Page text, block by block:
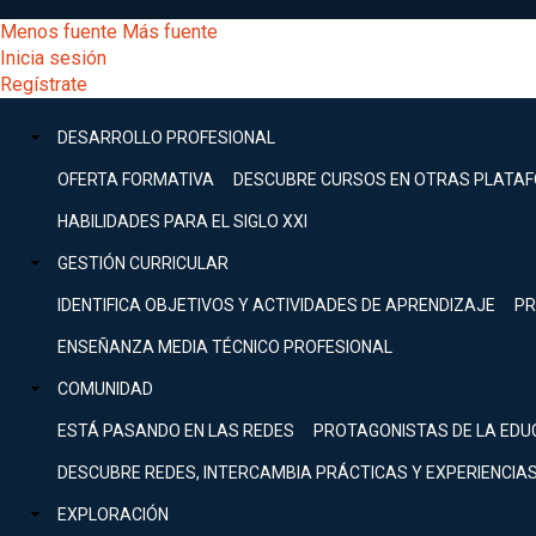
al
contenido
principal
[Educarchile
Escritorio]
Menú
entrar
mi
Menos fuente Más fuente
Inicia sesión
Regístrate
Menú
principal
DESARROLLO PROFESIONAL
OFERTA FORMATIVA DESCUBRE CURSOS EN OTRAS
HABILIDADES PARA EL SIGLO XXI
GESTIÓN CURRICULAR
IDENTIFICA OBJETIVOS Y ACTIVIDADES DE APRENDIZAJE
ENSEÑANZA MEDIA TÉCNICO PROFESIONAL
COMUNIDAD
ESTÁ PASANDO EN LAS REDES PROTAGONISTAS DE LA
DESCUBRE REDES, INTERCAMBIA PRÁCTICAS Y EXPERIENCIAS
EXPLORACIÓN
Buscar
Menú
principal
DESARROLLO
Expand
GESTIÓN
Expand
COMUNIDAD
Expand
EXPLORACIÓN
[Educarchile
Inicia